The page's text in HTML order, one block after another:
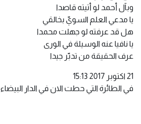
وبآل أحمد لو أتيته قاصدا
يا مدعي العلم السويّ بخالقي
هل قد عرفته لو جهلت محمدا
يا نافيا عنه الوسيلة في الورى
عرف الحقيقة من تدبّر جيدا
21 اكتوبر 2017 15:13
في الطائرة التي حطت الان في الدار البيضاء